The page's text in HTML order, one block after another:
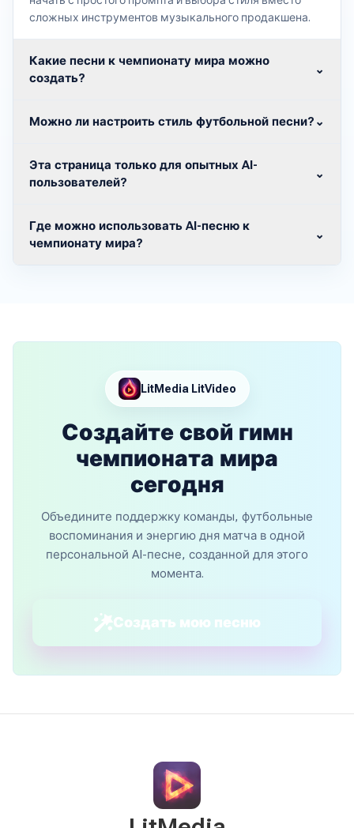
сложных инструментов музыкального продакшена.
Какие песни к чемпионату мира можно
создать?
⌄
Можно ли настроить стиль футбольной песни? ⌄
Эта страница только для опытных AI-
пользователей?
⌄
Где можно использовать AI-песню к
чемпионату мира?
⌄
LitMedia LitVideo
Создайте свой гимн
чемпионата мира
сегодня
Объедините поддержку команды, футбольные
воспоминания и энергию дня матча в одной
персональной AI-песне, созданной для этого
момента.
Создать мою песню